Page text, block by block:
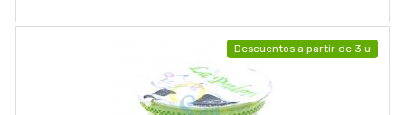
Descuentos a partir de 3 u